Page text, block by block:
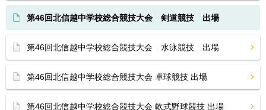
第46回北信越中学校総合競技大会 剣道競技 出場
第46回北信越中学校総合競技大会 水泳競技 出場
第46回北信越中学校総合競技大会 卓球競技 出場
第46回北信越中学校総合競技大会 軟式野球競技 出場